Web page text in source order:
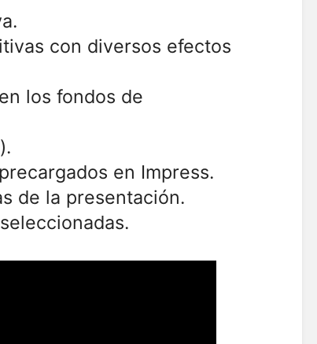
con diversos efectos
los fondos de
en Impress.
de la presentación.